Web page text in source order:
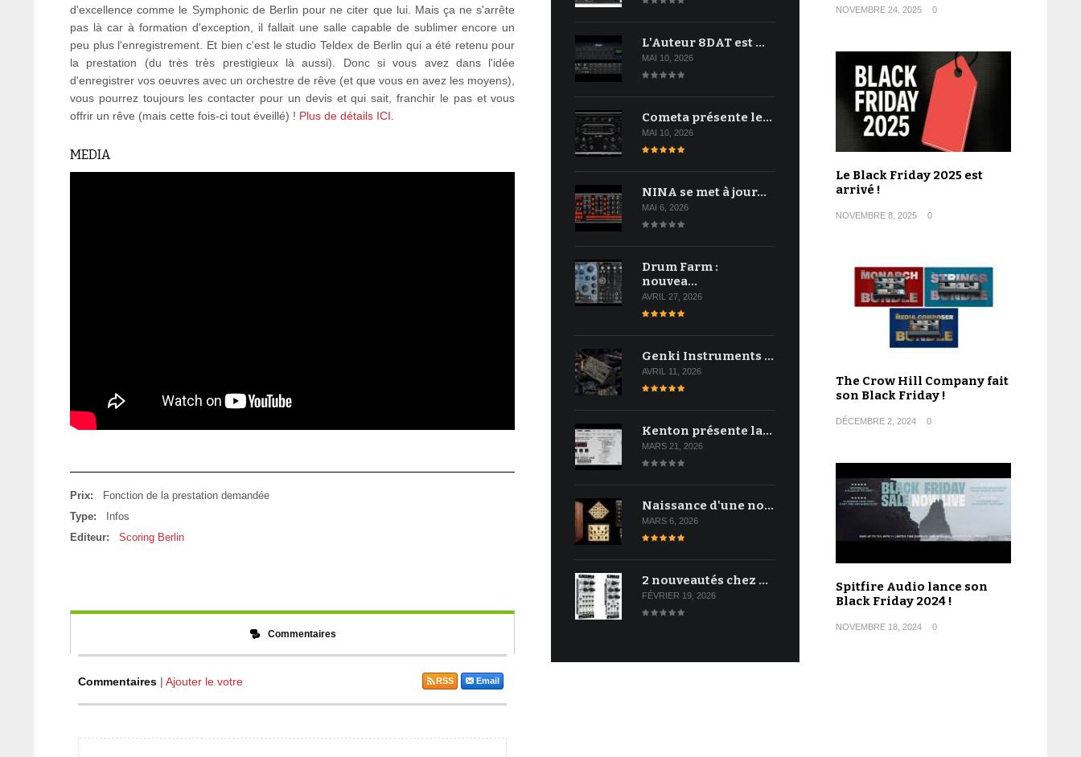
d'excellence comme le Symphonic de Berlin pour ne citer que lui. Mais ça ne s'arrête
pas là car à formation d'exception, il fallait une salle capable de sublimer encore un
peu plus l'enregistrement. Et bien c'est le studio Teldex de Berlin qui a été retenu pour
la prestation (du très très prestigieux là aussi). Donc si vous avez dans l'idée
d'enregistrer vos oeuvres avec un orchestre de rêve (et que vous en avez les moyens),
vous pourrez toujours les contacter pour un devis et qui sait, franchir le pas et vous
offrir un rêve (mais cette fois-ci tout éveillé) ! Plus de détails ICI.
MEDIA
Prix:
Fonction de la prestation demandée
Type:
Infos
Editeur:
Scoring Berlin
Commentaires
Commentaires | Ajouter le votre Email
RSS
L'Auteur 8DAT est …
MAI 10, 2026
Cometa présente le…
MAI 10, 2026
NINA se met à jour…
MAI 6, 2026
Drum Farm :
nouvea…
AVRIL 27, 2026
Genki Instruments …
AVRIL 11, 2026
Kenton présente la…
MARS 21, 2026
Naissance d'une no…
MARS 6, 2026
2 nouveautés chez …
FÉVRIER 19, 2026
NOVEMBRE 24, 2025 0
Le Black Friday 2025 est
arrivé !
NOVEMBRE 8, 2025 0
The Crow Hill Company fait
son Black Friday !
DÉCEMBRE 2, 2024 0
Spitfire Audio lance son
Black Friday 2024 !
NOVEMBRE 18, 2024 0